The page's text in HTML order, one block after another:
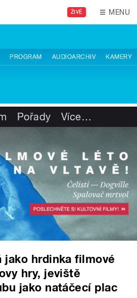
ŽIVĚ MENU
PROGRAM AUDIOARCHIV KAMERY
Pořady Více…
jako hrdinka filmové
hry, jeviště
jako natáčecí plac